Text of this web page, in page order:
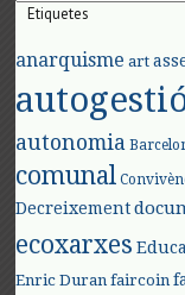
Etiquetes
anarquisme art
autonomia
comunal
Decreixement
ecoxarxes
Enric Duran faircoin